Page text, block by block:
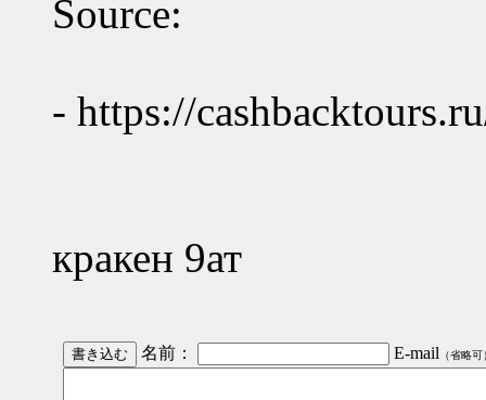
Source:
- https://
кракен 9ат
名前： E-mail （省略可